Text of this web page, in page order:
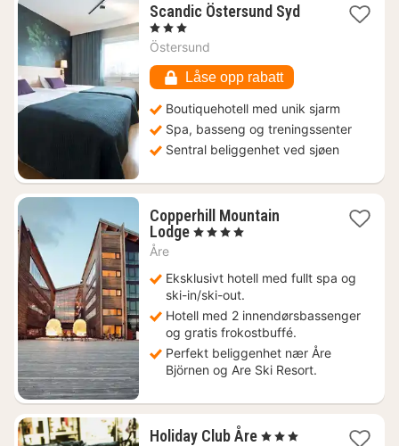
Scandic Östersund Syd1
, 3 Stjerner
Östersund
Låse opp rabatt
Boutiquehotell med unik sjarm
Spa, basseng og treningssenter
Sentral beliggenhet ved sjøen
Copperhill Mountain
Lodge1
2146
kr.
, 4 Stjerner
Åre
Eksklusivt hotell med fullt spa og
ski-in/ski-out.
Hotell med 2 innendørsbassenger
og gratis frokostbuffé.
Perfekt beliggenhet nær Åre
Björnen og Are Ski Resort.
Holiday Club Åre1
, 3 Stjerner